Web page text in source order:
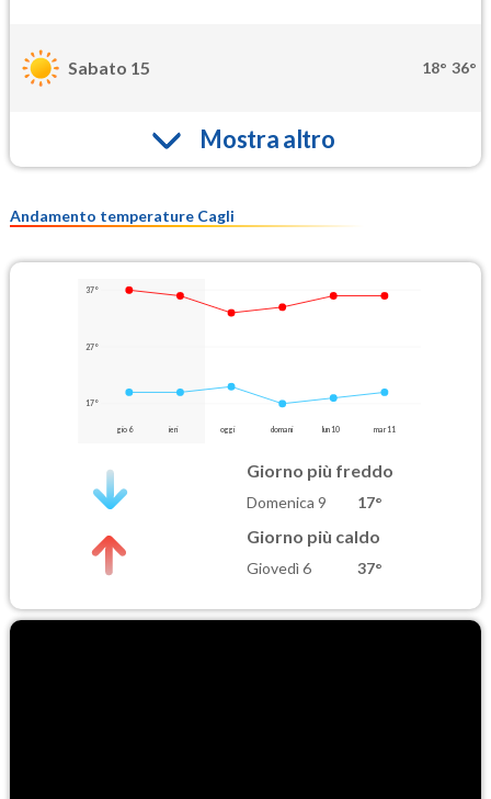
Sabato 15 18° 36°
Mostra altro
Andamento temperature Cagli
37°
27°
17°
gio 6 ieri oggi domani lun 10 mar 11
Giorno più freddo
Domenica 9 17°
Giorno più caldo
Giovedì 6 37°